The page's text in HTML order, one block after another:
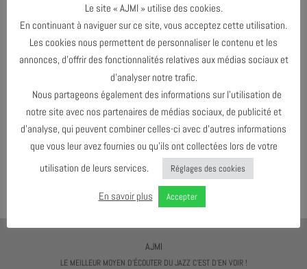
Both comments and trackbacks are currently closed.
Précédent
Suivant→
AJMI
LE MEILLEUR MOYEN D'ÉCOUTER DU JAZZ C'EST D'EN VOIR !
Le site « AJMI » utilise des cookies.
En continuant à naviguer sur ce site, vous acceptez cette utilisation.
Les cookies nous permettent de personnaliser le contenu et les
annonces, d’offrir des fonctionnalités relatives aux médias sociaux et
d’analyser notre trafic.
Nous partageons également des informations sur l’utilisation de
notre site avec nos partenaires de médias sociaux, de publicité et
d’analyse, qui peuvent combiner celles-ci avec d’autres informations
que vous leur avez fournies ou qu’ils ont collectées lors de votre
utilisation de leurs services.
Réglages des cookies
En savoir plus Accepter